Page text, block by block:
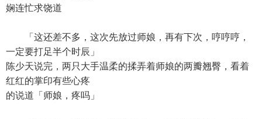
娴连忙求饶道
「这还差不多，这次先放过师娘，再有下次，哼哼哼，
一定要打足半个时辰」
陈少天说完，两只大手温柔的揉弄着师娘的两瓣翘臀，看着
红红的掌印有些心疼
的说道「师娘，疼吗」